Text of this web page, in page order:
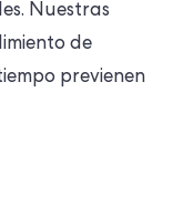
Nuestras
de
previenen